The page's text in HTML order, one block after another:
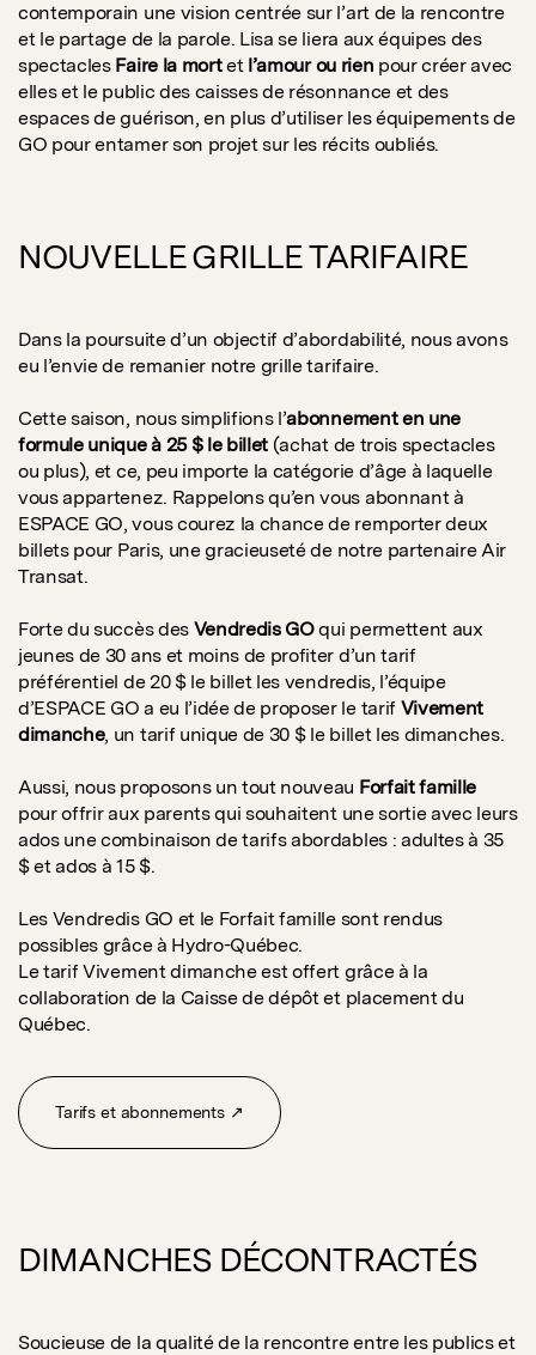
contemporain une vision centrée sur l’art de la rencontre
et le partage de la parole. Lisa se liera aux équipes des
spectacles Faire la mortet l’amour ou rien pour créer avec
elles et le public des caisses de résonnance et des
espaces de guérison, en plus d’utiliser les équipements de
GO pour entamer son projet sur les récits oubliés.
NOUVELLE GRILLE TARIFAIRE
Dans la poursuite d’un objectif d’abordabilité, nous avons
eu l’envie de remanier notre grille tarifaire.
Cette saison, nous simplifions l’abonnement en une
formule unique à 25 $ le billet (achat de trois spectacles
ou plus), et ce, peu importe la catégorie d’âge à laquelle
vous appartenez. Rappelons qu’en vous abonnant à
ESPACE GO, vous courez la chance de remporter deux
billets pour Paris, une gracieuseté de notre partenaire Air
Transat.
Forte du succès des Vendredis GOqui permettent aux
jeunes de 30 ans et moins de profiter d’un tarif
préférentiel de 20 $ le billet les vendredis, l’équipe
d’ESPACE GO a eu l’idée de proposer le tarif Vivement
dimanche, un tarif unique de 30 $ le billet les dimanches.
Aussi, nous proposons un tout nouveau Forfait famille
pour offrir aux parents qui souhaitent une sortie avec leurs
ados une combinaison de tarifs abordables : adultes à 35
$ et ados à 15 $.
Les Vendredis GO et le Forfait famille sont rendus
possibles grâce à Hydro-Québec.
Le tarif Vivement dimanche est offert grâce à la
collaboration de la Caisse de dépôt et placement du
Québec.
Tarifs et abonnements ↗
DIMANCHES DÉCONTRACTÉS
Soucieuse de la qualité de la rencontre entre les publics et